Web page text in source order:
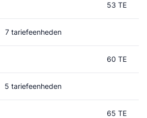
53 TE
7 tariefeenheden
60 TE
5 tariefeenheden
65 TE